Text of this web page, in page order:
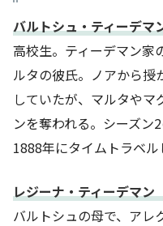
バルトシュ・ティーデマ
高校生。ティーデマン家
ルタの彼氏。ノアから授
していたが、マルタや
ンを奪われる。シーズン
1888年にタイムトラベル
レジーナ・ティーデマン
バルトシュの母で、アレ